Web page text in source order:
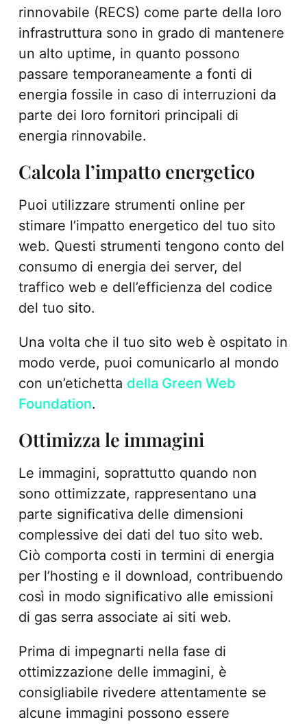
rinnovabile (RECS) come parte della loro
infrastruttura sono in grado di mantenere
un alto uptime, in quanto possono
passare temporaneamente a fonti di
energia fossile in caso di interruzioni da
parte dei loro fornitori principali di
energia rinnovabile.
Calcola l’impatto energetico
Puoi utilizzare strumenti online per
stimare l’impatto energetico del tuo sito
web. Questi strumenti tengono conto del
consumo di energia dei server, del
traffico web e dell’efficienza del codice
del tuo sito.
Una volta che il tuo sito web è ospitato in
modo verde, puoi comunicarlo al mondo
con un’etichetta della Green Web
Foundation.
Ottimizza le immagini
Le immagini, soprattutto quando non
sono ottimizzate, rappresentano una
parte significativa delle dimensioni
complessive dei dati del tuo sito web.
Ciò comporta costi in termini di energia
per l’hosting e il download, contribuendo
così in modo significativo alle emissioni
di gas serra associate ai siti web.
Prima di impegnarti nella fase di
ottimizzazione delle immagini, è
consigliabile rivedere attentamente se
alcune immagini possono essere